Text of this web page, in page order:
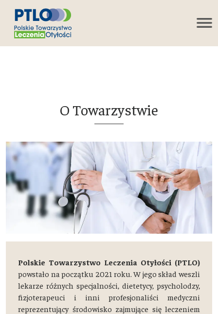
O Towarzystwie
Polskie Towarzystwo Leczenia Otyłości (PTLO)
powstało na początku 2021 roku. W jego skład weszli
lekarze różnych specjalności, dietetycy, psycholodzy,
fizjoterapeuci i inni profesjonaliści medyczni
reprezentujący środowisko zajmujące się leczeniem